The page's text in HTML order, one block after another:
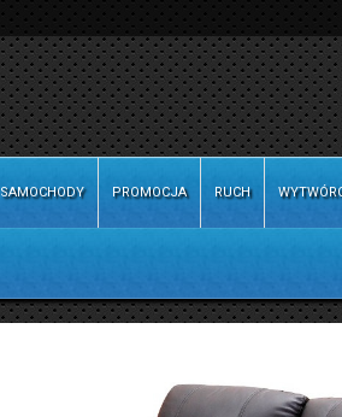
SAMOCHODY PROMOCJA RUCH